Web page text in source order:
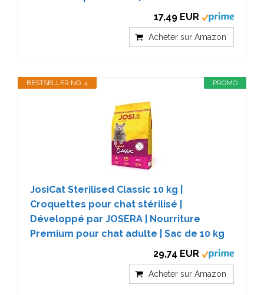
17,49 EUR
Acheter sur Amazon
PROMO
BESTSELLER NO. 4
JosiCat Sterilised Classic 10 kg |
Croquettes pour chat stérilisé |
Développé par JOSERA | Nourriture
Premium pour chat adulte | Sac de 10 kg
29,74 EUR
Acheter sur Amazon